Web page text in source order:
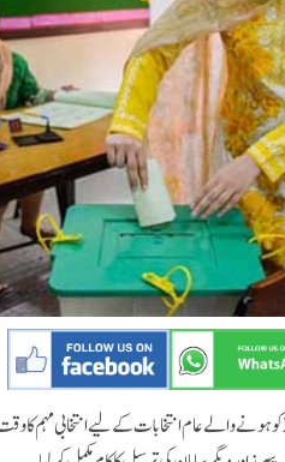
اسلام آباد(ویب ڈیسک) ملک بھر میں 8 فروری 2024 کو ہونے والے عام